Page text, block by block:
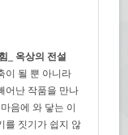
_ 옥상의 전설
이 될 뿐 아니라
어난 작품을 만나
음에 와 닿는 이
를 짓기가 쉽지 않